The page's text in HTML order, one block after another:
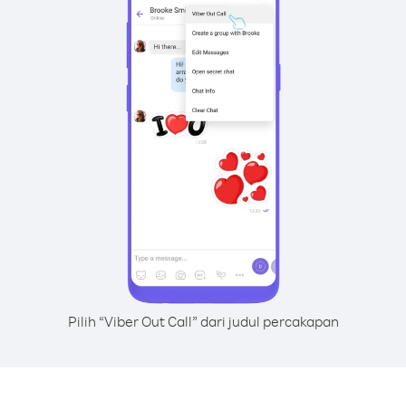
Pilih “Viber Out Call” dari judul percakapan